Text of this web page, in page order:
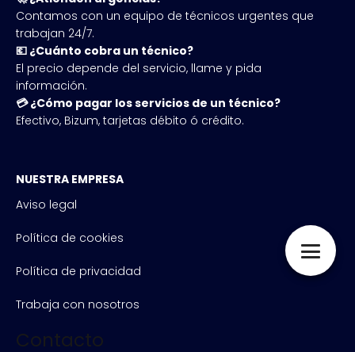
Contamos con un equipo de técnicos urgentes que
trabajan 24/7.
💶 ¿Cuánto cobra un técnico?
El precio depende del servicio, llame y pida
información.
💳 ¿Cómo pagar los servicios de un técnico?
Efectivo, Bizum, tarjetas débito ó crédito.
NUESTRA EMPRESA
Aviso legal
Política de cookies
Política de privacidad
Trabaja con nosotros
Contacto